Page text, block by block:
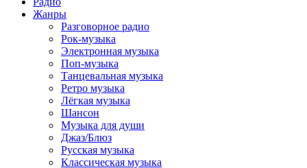
Жанры
Разговорное радио
Рок-музыка
Электронная музыка
Поп-музыка
Танцевальная музыка
Ретро музыка
Лёгкая музыка
Шансон
Музыка для души
Джаз/Блюз
Русская музыка
Классическая музыка